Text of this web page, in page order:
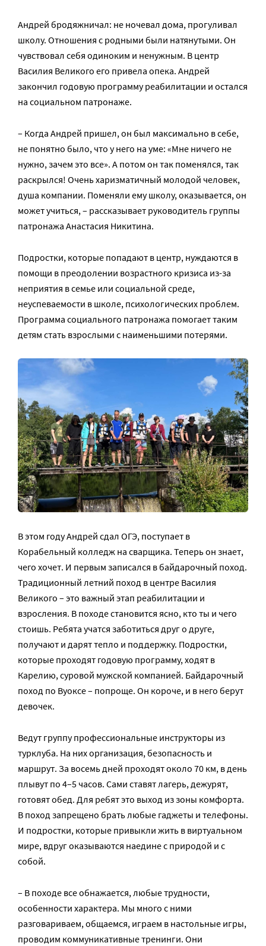
Андрей бродяжничал: не ночевал дома, прогуливал
школу. Отношения с родными были натянутыми. Он
чувствовал себя одиноким и ненужным. В центр
Василия Великого его привела опека. Андрей
закончил годовую программу реабилитации и остался
на социальном патронаже.
– Когда Андрей пришел, он был максимально в себе,
не понятно было, что у него на уме: «Мне ничего не
нужно, зачем это все». А потом он так поменялся, так
раскрылся! Очень харизматичный молодой человек,
душа компании. Поменяли ему школу, оказывается, он
может учиться, – рассказывает руководитель группы
патронажа Анастасия Никитина.
Подростки, которые попадают в центр, нуждаются в
помощи в преодолении возрастного кризиса из-за
неприятия в семье или социальной среде,
неуспеваемости в школе, психологических проблем.
Программа социального патронажа помогает таким
детям стать взрослыми с наименьшими потерями.
В этом году Андрей сдал ОГЭ, поступает в
Корабельный колледж на сварщика. Теперь он знает,
чего хочет. И первым записался в байдарочный поход.
Традиционный летний поход в центре Василия
Великого – это важный этап реабилитации и
взросления. В походе становится ясно, кто ты и чего
стоишь. Ребята учатся заботиться друг о друге,
получают и дарят тепло и поддержку. Подростки,
которые проходят годовую программу, ходят в
Карелию, суровой мужской компанией. Байдарочный
поход по Вуоксе – попроще. Он короче, и в него берут
девочек.
Ведут группу профессиональные инструкторы из
турклуба. На них организация, безопасность и
маршрут. За восемь дней проходят около 70 км, в день
плывут по 4–5 часов. Сами ставят лагерь, дежурят,
готовят обед. Для ребят это выход из зоны комфорта.
В поход запрещено брать любые гаджеты и телефоны.
И подростки, которые привыкли жить в виртуальном
мире, вдруг оказываются наедине с природой и с
собой.
– В походе все обнажается, любые трудности,
особенности характера. Мы много с ними
разговариваем, общаемся, играем в настольные игры,
проводим коммуникативные тренинги. Они